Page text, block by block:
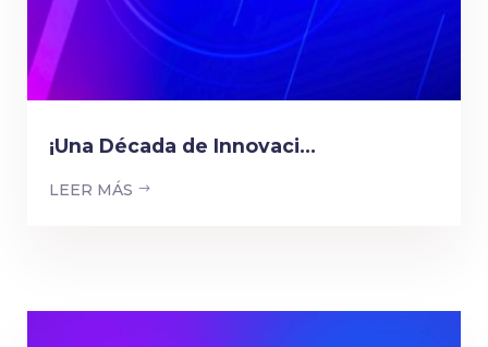
¡Una Década de Innovaci...
LEER MÁS